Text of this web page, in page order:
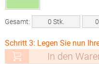
Gesamt: 0 Stk.
Schritt 3: Legen Sie nun
In den